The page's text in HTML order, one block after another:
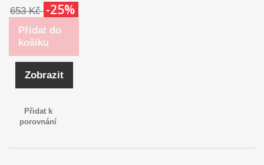
653 Kč -25%
Přidat do
košíku
Zobrazit
Přidat k
porovnání